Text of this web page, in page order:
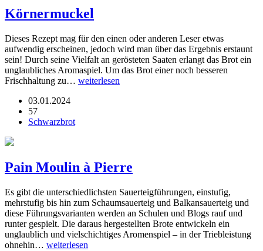
Körnermuckel
Dieses Rezept mag für den einen oder anderen Leser etwas
aufwendig erscheinen, jedoch wird man über das Ergebnis erstaunt
sein! Durch seine Vielfalt an gerösteten Saaten erlangt das Brot ein
unglaubliches Aromaspiel. Um das Brot einer noch besseren
Frischhaltung zu… weiterlesen
03.01.2024
57
Schwarzbrot
Pain Moulin à Pierre
Es gibt die unterschiedlichsten Sauerteigführungen, einstufig,
mehrstufig bis hin zum Schaumsauerteig und Balkansauerteig und
diese Führungsvarianten werden an Schulen und Blogs rauf und
runter gespielt. Die daraus hergestellten Brote entwickeln ein
unglaublich und vielschichtiges Aromenspiel – in der Triebleistung
ohnehin… weiterlesen